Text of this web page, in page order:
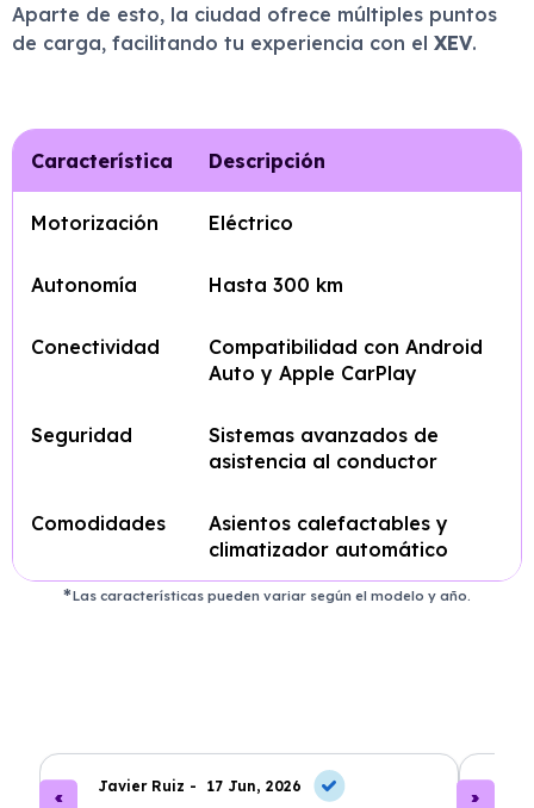
Aparte de esto, la ciudad ofrece múltiples puntos
de carga, facilitando tu experiencia con el XEV.
Característica Descripción
Motorización Eléctrico
Autonomía Hasta 300 km
Conectividad
Compatibilidad con Android
Auto y Apple CarPlay
Seguridad
Sistemas avanzados de
asistencia al conductor
Comodidades
Asientos calefactables y
climatizador automático
Las características pueden variar según el modelo y año.
Javier Ruiz - 17 Jun, 2026